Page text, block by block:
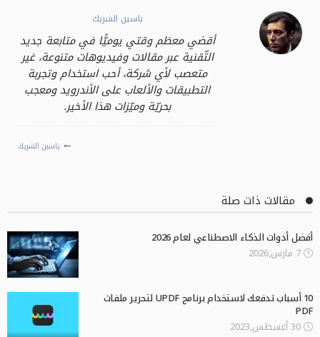
ياسين الشريك
أقضي معظم وقتي يوميًّا في متابعة جديد
التّقنية عبر مقالات وفيديوهات متنوعة، غير
متعصب لأي شركة، أحب استخدام وتجربة
التطبيقات والألعاب على الأندرويد ومعجب
بحريّة وميّزات هذا الأخير.
ياسين الشريك
مقالات ذات صلة
أفضل أدوات الذكاء الاصطناعي لعام 2026
7 مارس,2026
10 أسباب تدفعك لاستخدام برنامج UPDF لتحرير ملفات
PDF
30 أغسطس,2023